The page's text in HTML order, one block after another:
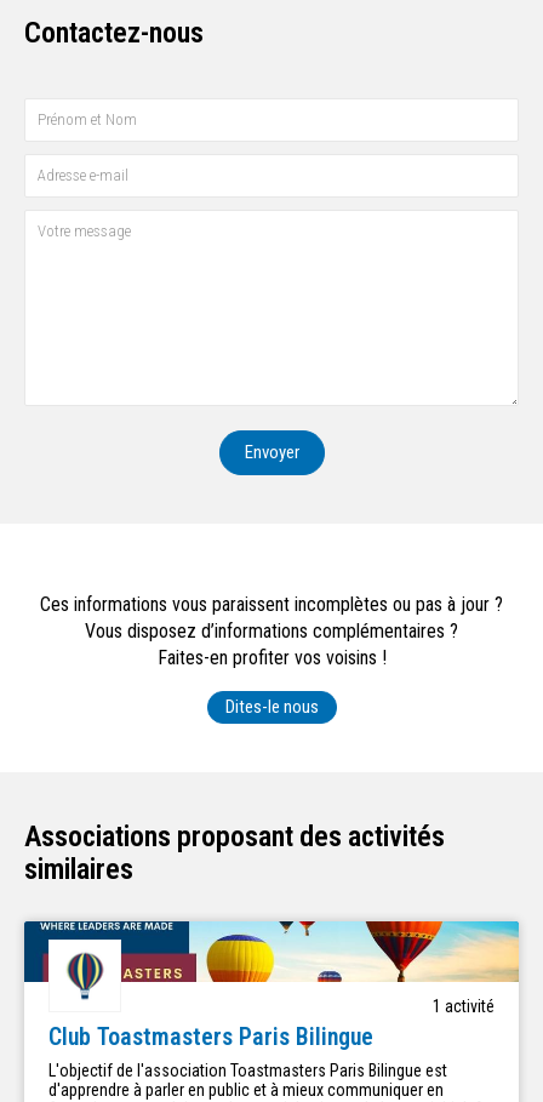
Contactez-nous
Envoyer
Ces informations vous paraissent incomplètes ou pas à jour ?
Vous disposez d’informations complémentaires ?
Faites-en profiter vos voisins !
Dites-le nous
Associations proposant des activités
similaires
1 activité
Club Toastmasters Paris Bilingue
L'objectif de l'association Toastmasters Paris Bilingue est
d'apprendre à parler en public et à mieux communiquer en